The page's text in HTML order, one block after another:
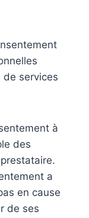
services
à
des
a
en cause
de ses